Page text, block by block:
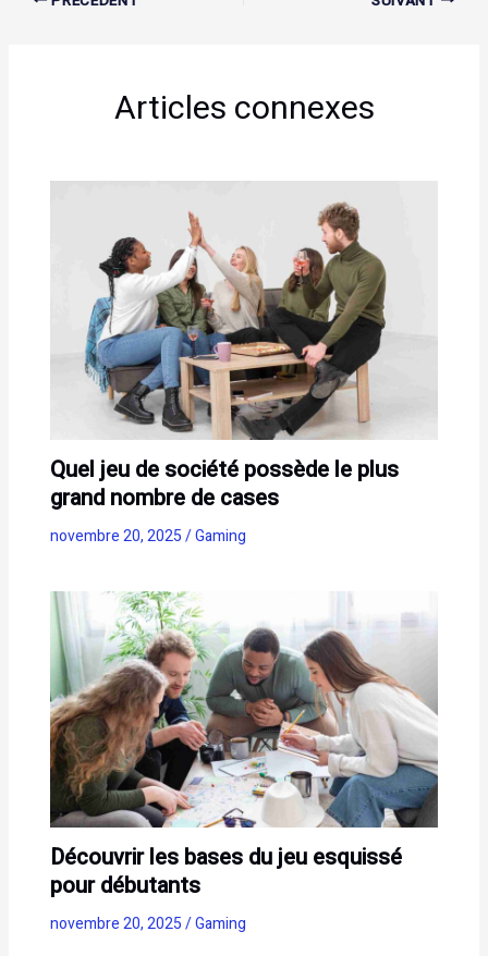
Articles connexes
Quel jeu de société possède le plus
grand nombre de cases
novembre 20, 2025/Gaming
Découvrir les bases du jeu esquissé
pour débutants
novembre 20, 2025/Gaming